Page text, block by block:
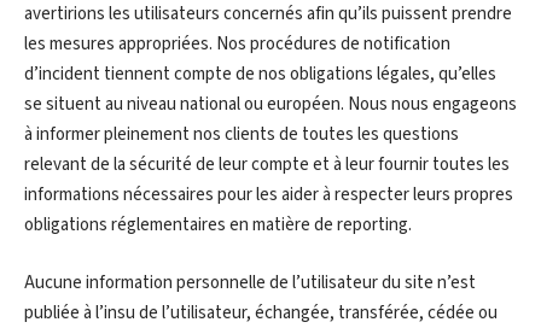
avertirions les utilisateurs concernés afin qu’ils puissent prendre
les mesures appropriées. Nos procédures de notification
d’incident tiennent compte de nos obligations légales, qu’elles
se situent au niveau national ou européen. Nous nous engageons
à informer pleinement nos clients de toutes les questions
relevant de la sécurité de leur compte et à leur fournir toutes les
informations nécessaires pour les aider à respecter leurs propres
obligations réglementaires en matière de reporting.
Aucune information personnelle de l’utilisateur du site n’est
publiée à l’insu de l’utilisateur, échangée, transférée, cédée ou